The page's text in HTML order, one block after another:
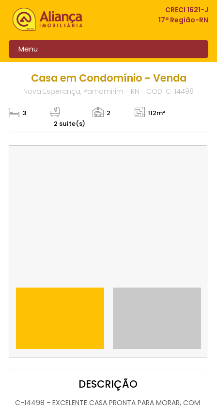
CRECI 1621-J
17ª Região-RN
Menu
Casa em Condomínio - Venda
Nova Esperança, Parnamirim - RN - COD: C-14498
3
2 suíte(s)
2 112m²
DESCRIÇÃO
C-14498 - EXCELENTE CASA PRONTA PARA MORAR, COM